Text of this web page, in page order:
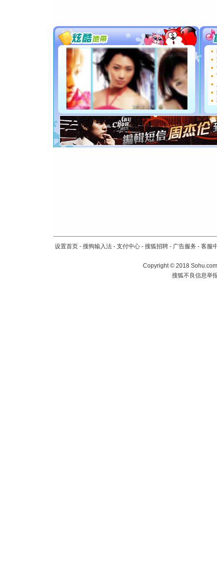
片叶子是
送你一
[圣诞节]
你太多
要平安
[圣诞节]
能正大
都要快乐
[圣诞节]
如意,快
[元旦]看
断电。爱
你是我专
[春节]
传
设置首页 - 搜狗输入法 - 支付中心 - 搜狐招聘 - 广告服务 - 客服
Copyright ©2018
搜狐不良信息举